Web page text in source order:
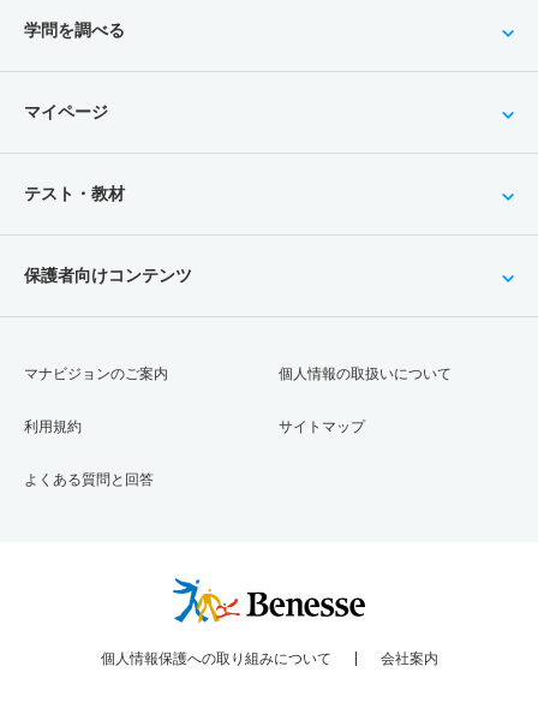
学問を調べる
マイページ
テスト・教材
保護者向けコンテンツ
マナビジョンのご案内
利用規約
よくある質問と回答
個人情報の取扱いについて
サイトマップ
個人情報保護への取り組みについて 会社案内